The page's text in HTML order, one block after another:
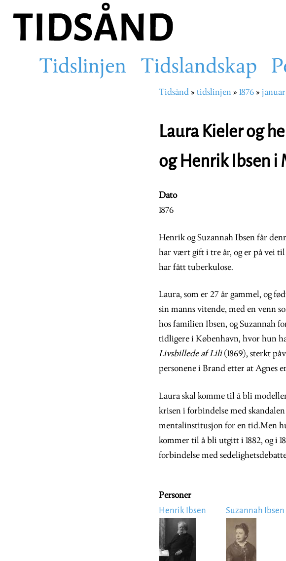
hovedinnhold
Main
Tidslinjen Tidslandskap
Navigasjonssti
Tidsånd tidslinjen 1876 januar
Laura Kieler og
og Henrik Ibsen i
Dato
1876
Henrik og Suzannah Ibsen får
har vært gift i tre år, og er på vei
har fått tuberkulose.
Laura, som er 27 år gammel, og
sin manns vitende, med en venn
hos familien Ibsen, og Suzannah
tidligere i København, hvor hun
Livsbillede af Lili(1869), sterkt
personene i Brand etter at Agnes
Laura skal komme til å bli
krisen i forbindelse med
mentalinstitusjon for en tid.Men
kommer til å bli utgitt i 1882, og i
forbindelse med
Personer
Henrik Ibsen
Image
Suzannah Ibsen
Image